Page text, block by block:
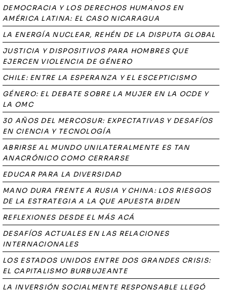
DEMOCRACIA Y LOS DERECHOS HUMANOS EN
AMÉRICA LATINA: EL CASO NICARAGUA
LA ENERGÍA NUCLEAR, REHÉN DE LA DISPUTA GLOBAL
JUSTICIA Y DISPOSITIVOS PARA HOMBRES QUE
EJERCEN VIOLENCIA DE GÉNERO
CHILE: ENTRE LA ESPERANZA Y EL ESCEPTICISMO
GÉNERO: EL DEBATE SOBRE LA MUJER EN LA OCDE Y
LA OMC
30 AÑOS DEL MERCOSUR: EXPECTATIVAS Y DESAFÍOS
EN CIENCIA Y TECNOLOGÍA
ABRIRSE AL MUNDO UNILATERALMENTE ES TAN
ANACRÓNICO COMO CERRARSE
EDUCAR PARA LA DIVERSIDAD
MANO DURA FRENTE A RUSIA Y CHINA: LOS RIESGOS
DE LA ESTRATEGIA A LA QUE APUESTA BIDEN
REFLEXIONES DESDE EL MÁS ACÁ
DESAFÍOS ACTUALES EN LAS RELACIONES
INTERNACIONALES
LOS ESTADOS UNIDOS ENTRE DOS GRANDES CRISIS:
EL CAPITALISMO BURBUJEANTE
LA INVERSIÓN SOCIALMENTE RESPONSABLE LLEGÓ